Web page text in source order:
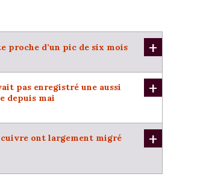
proche d’un pic de six mois +
pas enregistré une aussi
depuis mai
+
cuivre ont largement migré
+